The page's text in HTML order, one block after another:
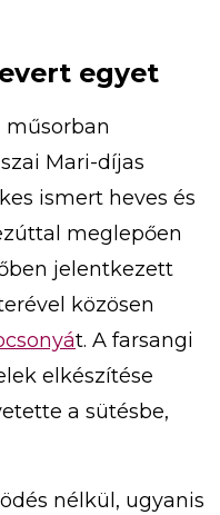
egyet
műsorban
Mari-díjas
ismert heves és
meglepően
jelentkezett
közösen
t. A farsangi
elkészítése
a sütésbe,
nélkül, ugyanis